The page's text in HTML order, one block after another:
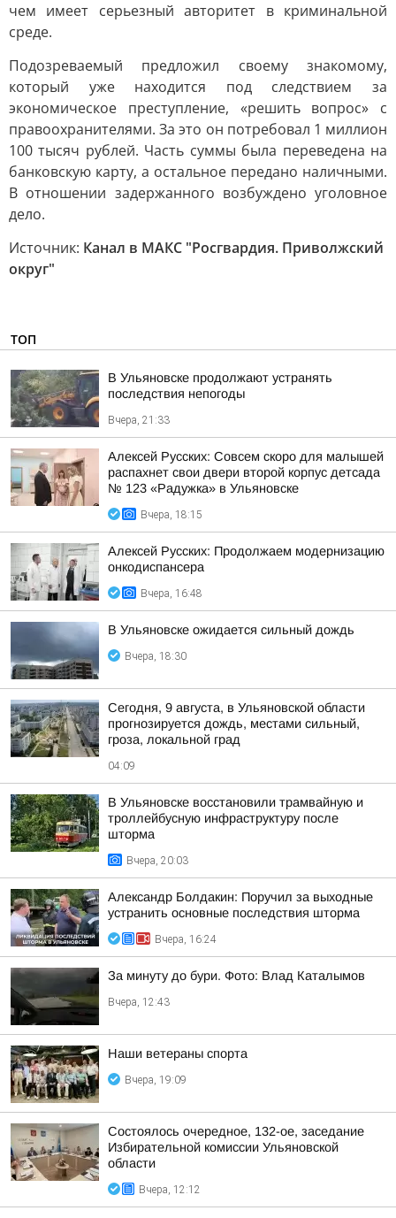
чем имеет серьезный авторитет в криминальной
среде.
Подозреваемый предложил своему знакомому,
который уже находится под следствием за
экономическое преступление, «решить вопрос» с
правоохранителями. За это он потребовал 1 миллион
100 тысяч рублей. Часть суммы была переведена на
банковскую карту, а остальное передано наличными.
В отношении задержанного возбуждено уголовное
дело.
Источник: Канал в МАКС "Росгвардия. Приволжский
округ"
ТОП
В Ульяновске продолжают устранять
последствия непогоды
Вчера, 21:33
Алексей Русских: Совсем скоро для малышей
распахнет свои двери второй корпус детсада
№ 123 «Радужка» в Ульяновске
Вчера, 18:15
Алексей Русских: Продолжаем модернизацию
онкодиспансера
Вчера, 16:48
В Ульяновске ожидается сильный дождь
Вчера, 18:30
Сегодня, 9 августа, в Ульяновской области
прогнозируется дождь, местами сильный,
гроза, локальной град
04:09
В Ульяновске восстановили трамвайную и
троллейбусную инфраструктуру после
шторма
Вчера, 20:03
Александр Болдакин: Поручил за выходные
устранить основные последствия шторма
Вчера, 16:24
За минуту до бури. Фото: Влад Каталымов
Вчера, 12:43
Наши ветераны спорта
Вчера, 19:09
Состоялось очередное, 132-ое, заседание
Избирательной комиссии Ульяновской
области
Вчера, 12:12